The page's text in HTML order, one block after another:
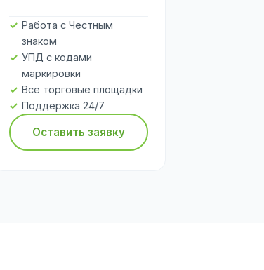
Работа с Честным
знаком
УПД с кодами
маркировки
Все торговые площадки
Поддержка 24/7
Оставить заявку